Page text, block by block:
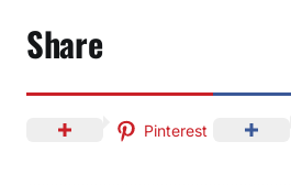
Share
Pinterest